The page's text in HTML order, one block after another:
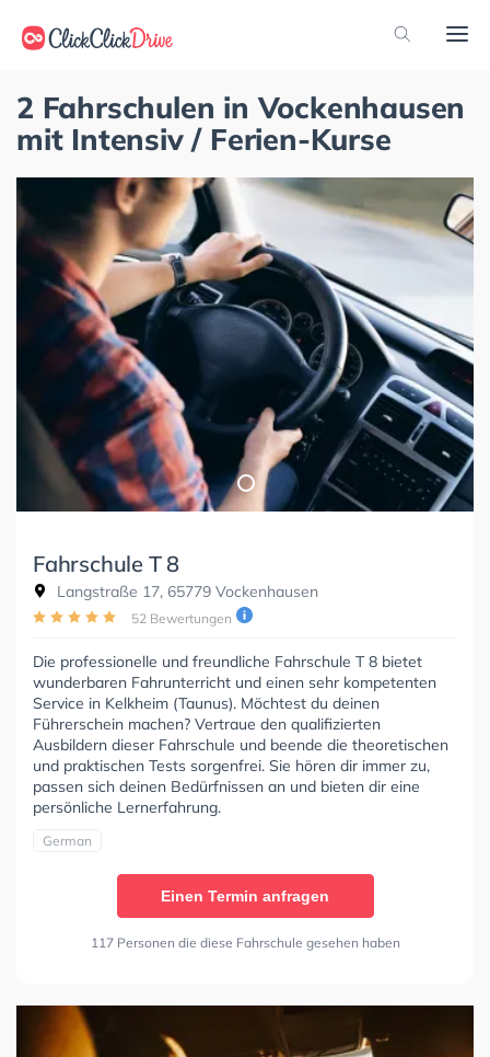
2 Fahrschulen in Vockenhausen
mit Intensiv / Ferien-Kurse
Fahrschule T 8
Langstraße 17, 65779 Vockenhausen
52 Bewertungen
Die professionelle und freundliche Fahrschule T 8 bietet
wunderbaren Fahrunterricht und einen sehr kompetenten
Service in Kelkheim (Taunus). Möchtest du deinen
Führerschein machen? Vertraue den qualifizierten
Ausbildern dieser Fahrschule und beende die theoretischen
und praktischen Tests sorgenfrei. Sie hören dir immer zu,
passen sich deinen Bedürfnissen an und bieten dir eine
persönliche Lernerfahrung.
German
Einen Termin anfragen
117 Personen die diese Fahrschule gesehen haben